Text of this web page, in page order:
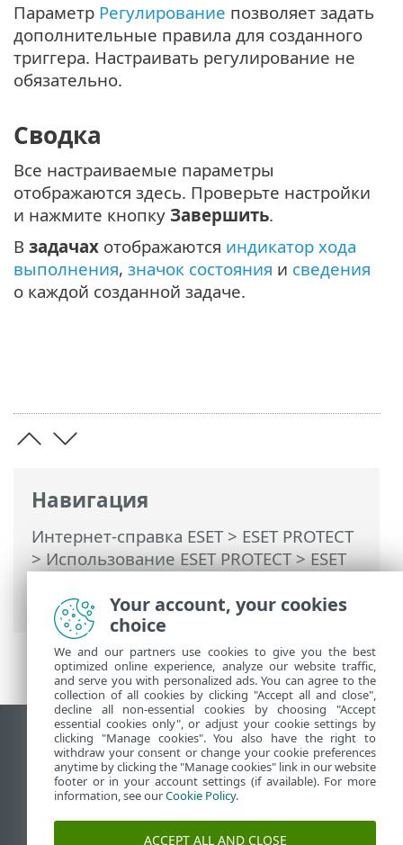
Навигация
Интернет-справка ESET> ESET PROTECT
> Использование ESET PROTECT>ESET
Серверные задачи> Создание отчета
Параметр Регулирование позволяет задать
дополнительные правила для созданного
триггера. Настраивать регулирование не
обязательно.
Сводка
Все настраиваемые параметры
отображаются здесь. Проверьте настройки
и нажмите кнопку Завершить.
В задачах отображаются индикатор хода
выполнения, значок состояния и сведения
о каждой созданной задаче.
Использовать сайт для ПК
End of Life
База знаний ESET
ESET Status Portal
Your account, your cookies
choice
We and our partners use cookies to give you the best
optimized online experience, analyze our website traffic,
and serve you with personalized ads. You can agree to the
collection of all cookies by clicking "Accept all and close",
decline all non-essential cookies by choosing "Accept
essential cookies only", or adjust your cookie settings by
clicking "Manage cookies". You also have the right to
withdraw your consent or change your cookie preferences
anytime by clicking the "Manage cookies" link in our website
footer or in your account settings (if available). For more
information, see ourCookie Policy.
ACCEPT ALL AND CLOSE